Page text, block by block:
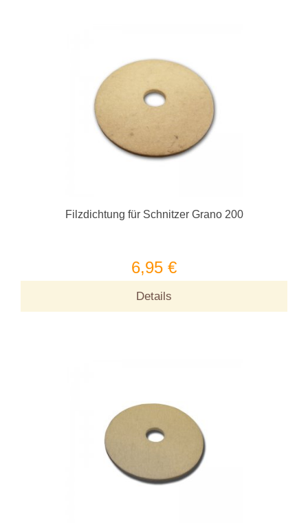
Filzdichtung für Schnitzer Grano 200
6,95 €
Details